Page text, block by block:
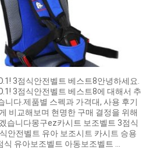
3점식안전벨트 베스트8안녕하세요.
3점식안전벨트 베스트8에 대해서 추
니다.제품별 스펙과 가격대, 사용 후기
비교해보며 현명한 구매 결정을 위해
습니다몽구ez카시트 보조벨트 3점식
안전벨트 유아 보조시트 카시트 승용
식 유아보조벨트 아동보조벨트 ...